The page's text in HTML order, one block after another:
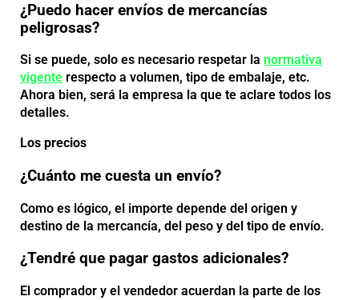
¿Puedo hacer envíos de mercancías
peligrosas?
Si se puede, solo es necesario respetar lanormativa
vigente respecto a volumen, tipo de embalaje, etc.
Ahora bien, será la empresa la que te aclare todos los
detalles.
Los precios
¿Cuánto me cuesta un envío?
Como es lógico, el importe depende del origen y
destino de la mercancía, del peso y del tipo de envío.
¿Tendré que pagar gastos adicionales?
El comprador y el vendedor acuerdan la parte de los